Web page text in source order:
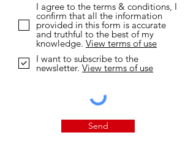
I agree to the terms & conditions, I
confirm that all the information
provided in this form is accurate
and truthful to the best of my
knowledge. View terms of use
I want to subscribe to the
newsletter. View terms of use
Send